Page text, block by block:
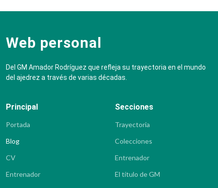
Web personal
Del GM Amador Rodríguez que refleja su trayectoria en el mundo
del ajedrez a través de varias décadas.
Principal
Portada
Blog
CV
Entrenador
Secciones
Trayectoria
Colecciones
Entrenador
El título de GM